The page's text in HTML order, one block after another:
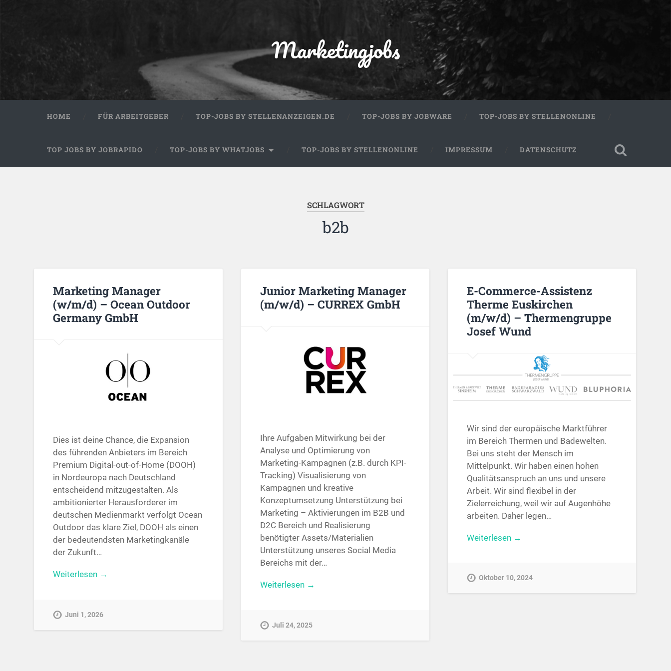
Marketingjobs
HOME FÜR ARBEITGEBER TOP-JOBS BY STELLENANZEIGEN.DE TOP-JOBS BY JOBWARE TOP-JOBS BY STELLENONLINE
TOP JOBS BY JOBRAPIDO TOP-JOBS BY WHATJOBS TOP-JOBS BY STELLENONLINE IMPRESSUM DATENSCHUTZ
SCHLAGWORT
b2b
Marketing Manager
(w/m/d) – Ocean Outdoor
Germany GmbH
Dies ist deine Chance, die Expansion
des führenden Anbieters im Bereich
Premium Digital-out-of-Home (DOOH)
in Nordeuropa nach Deutschland
entscheidend mitzugestalten. Als
ambitionierter Herausforderer im
deutschen Medienmarkt verfolgt Ocean
Outdoor das klare Ziel, DOOH als einen
der bedeutendsten Marketingkanäle
der Zukunft…
Weiterlesen →
Juni 1, 2026
Junior Marketing Manager
(m/w/d) – CURREX GmbH
Ihre Aufgaben Mitwirkung bei der
Analyse und Optimierung von
Marketing-Kampagnen (z.B. durch KPI-
Tracking) Visualisierung von
Kampagnen und kreative
Konzeptumsetzung Unterstützung bei
Marketing – Aktivierungen im B2B und
D2C Bereich und Realisierung
benötigter Assets/Materialien
Unterstützung unseres Social Media
Bereichs mit der…
Weiterlesen →
Juli 24, 2025
E-Commerce-Assistenz
Therme Euskirchen
(m/w/d) – Thermengruppe
Josef Wund
Wir sind der europäische Marktführer
im Bereich Thermen und Badewelten.
Bei uns steht der Mensch im
Mittelpunkt. Wir haben einen hohen
Qualitätsanspruch an uns und unsere
Arbeit. Wir sind flexibel in der
Zielerreichung, weil wir auf Augenhöhe
arbeiten. Daher legen…
Weiterlesen →
Oktober 10, 2024